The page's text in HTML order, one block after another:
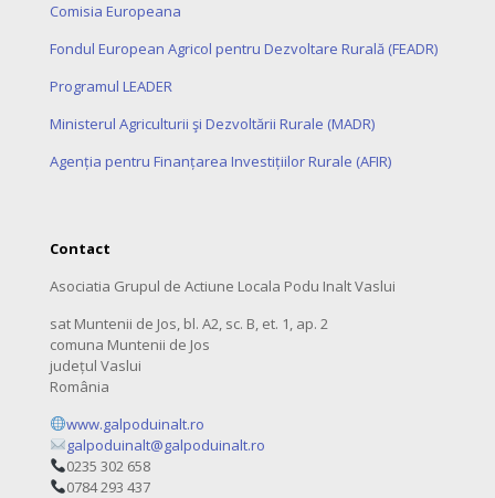
Comisia Europeana
Fondul European Agricol pentru Dezvoltare Rurală (FEADR)
Programul LEADER
Ministerul Agriculturii şi Dezvoltării Rurale (MADR)
Agenția pentru Finanțarea Investițiilor Rurale (AFIR)
Contact
Asociatia Grupul de Actiune Locala Podu Inalt Vaslui
sat Muntenii de Jos, bl. A2, sc. B, et. 1, ap. 2
comuna Muntenii de Jos
județul Vaslui
România
www.galpoduinalt.ro
galpoduinalt@galpoduinalt.ro
0235 302 658
0784 293 437